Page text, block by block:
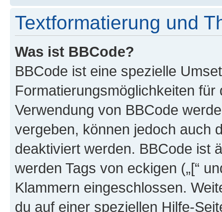
Textformatierung und
Was ist BBCode?
BBCode ist eine spezielle
Formatierungsmöglichkeiten
Verwendung von BBCode
vergeben, können jedoch auch
deaktiviert werden. BBCode ist
werden Tags von eckigen („[“
Klammern eingeschlossen.
du auf einer speziellen Hilfe-